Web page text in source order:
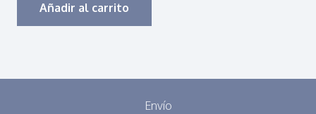
Añadir al carrito
Envío